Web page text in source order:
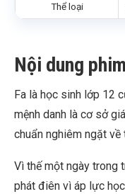
Thể loại
Nội dung
Fa là học sinh lớp 12
mệnh danh là cơ sở
chuẩn nghiêm ngặt về
Vì thế một ngày trong
phát điên vì áp lực